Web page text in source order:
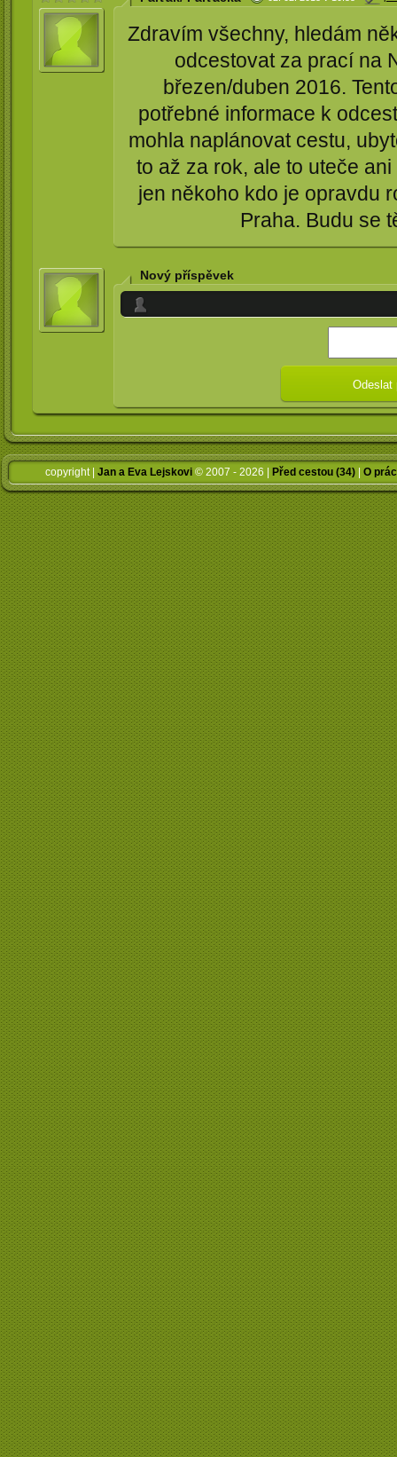
Zdravím všechny, hledám
odcestovat za prací na
březen/duben 2016.
potřebné informace k
mohla naplánovat cestu,
to až za rok, ale to uteče
jen někoho kdo je opravdu
Praha. Budu se
Nový příspěvek
copyright | Jan a Eva Lejskovi © 2007 - 2026 | Před cestou (34) O